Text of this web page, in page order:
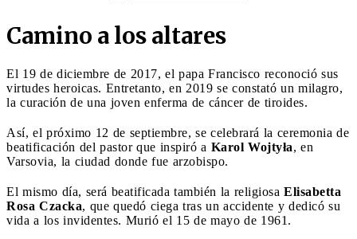
Camino a los altares
El 19 de diciembre de 2017, el papa Francisco reconoció sus
virtudes heroicas. Entretanto, en 2019 se constató un milagro,
la curación de una joven enferma de cáncer de tiroides.
Así, el próximo 12 de septiembre, se celebrará la ceremonia de
beatificación del pastor que inspiró a Karol Wojtyła, en
Varsovia, la ciudad donde fue arzobispo.
El mismo día, será beatificada también la religiosa Elisabetta
Rosa Czacka, que quedó ciega tras un accidente y dedicó su
vida a los invidentes. Murió el 15 de mayo de 1961.